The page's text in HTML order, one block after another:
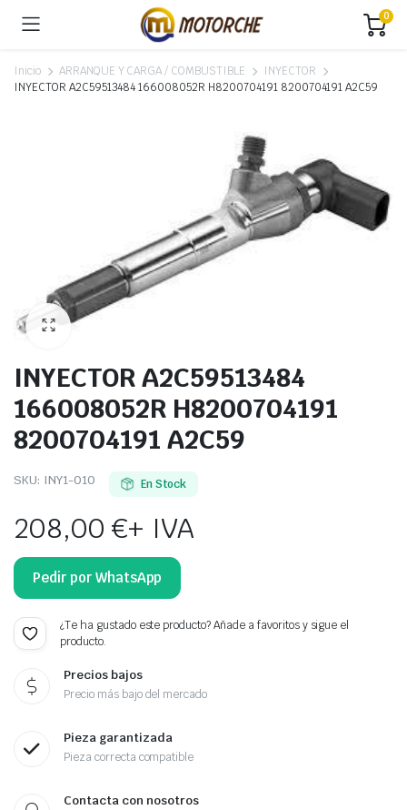
0
Inicio ARRANQUE Y CARGA / COMBUSTIBLE
INYECTOR
INYECTOR A2C59513484 166008052R H8200704191 8200704191 A2C59
INYECTOR A2C59513484
166008052R H8200704191
8200704191 A2C59
SKU: INY1-010 En Stock
208,00€+ IVA
Pedir por WhatsApp
¿Te ha gustado este producto? Añade a favoritos y sigue el
producto.
Precios bajos
Precio más bajo del mercado
Pieza garantizada
Pieza correcta compatible
Contacta con nosotros